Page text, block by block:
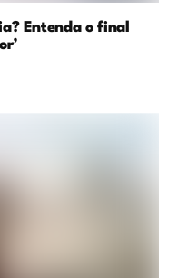
Entenda o final